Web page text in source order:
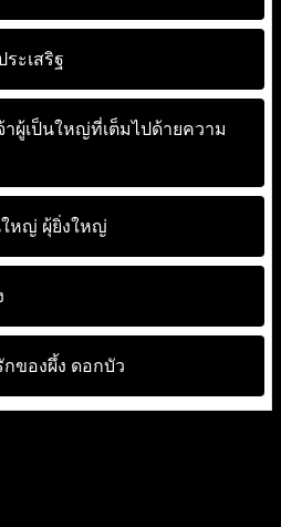
ระเสริฐ
าผู้เป็นใหญ่ที่เต็มไปด้ายความ
ใหญ่ ผุ้ยิ่งใหญ่
กของผึ้ง ดอกบัว